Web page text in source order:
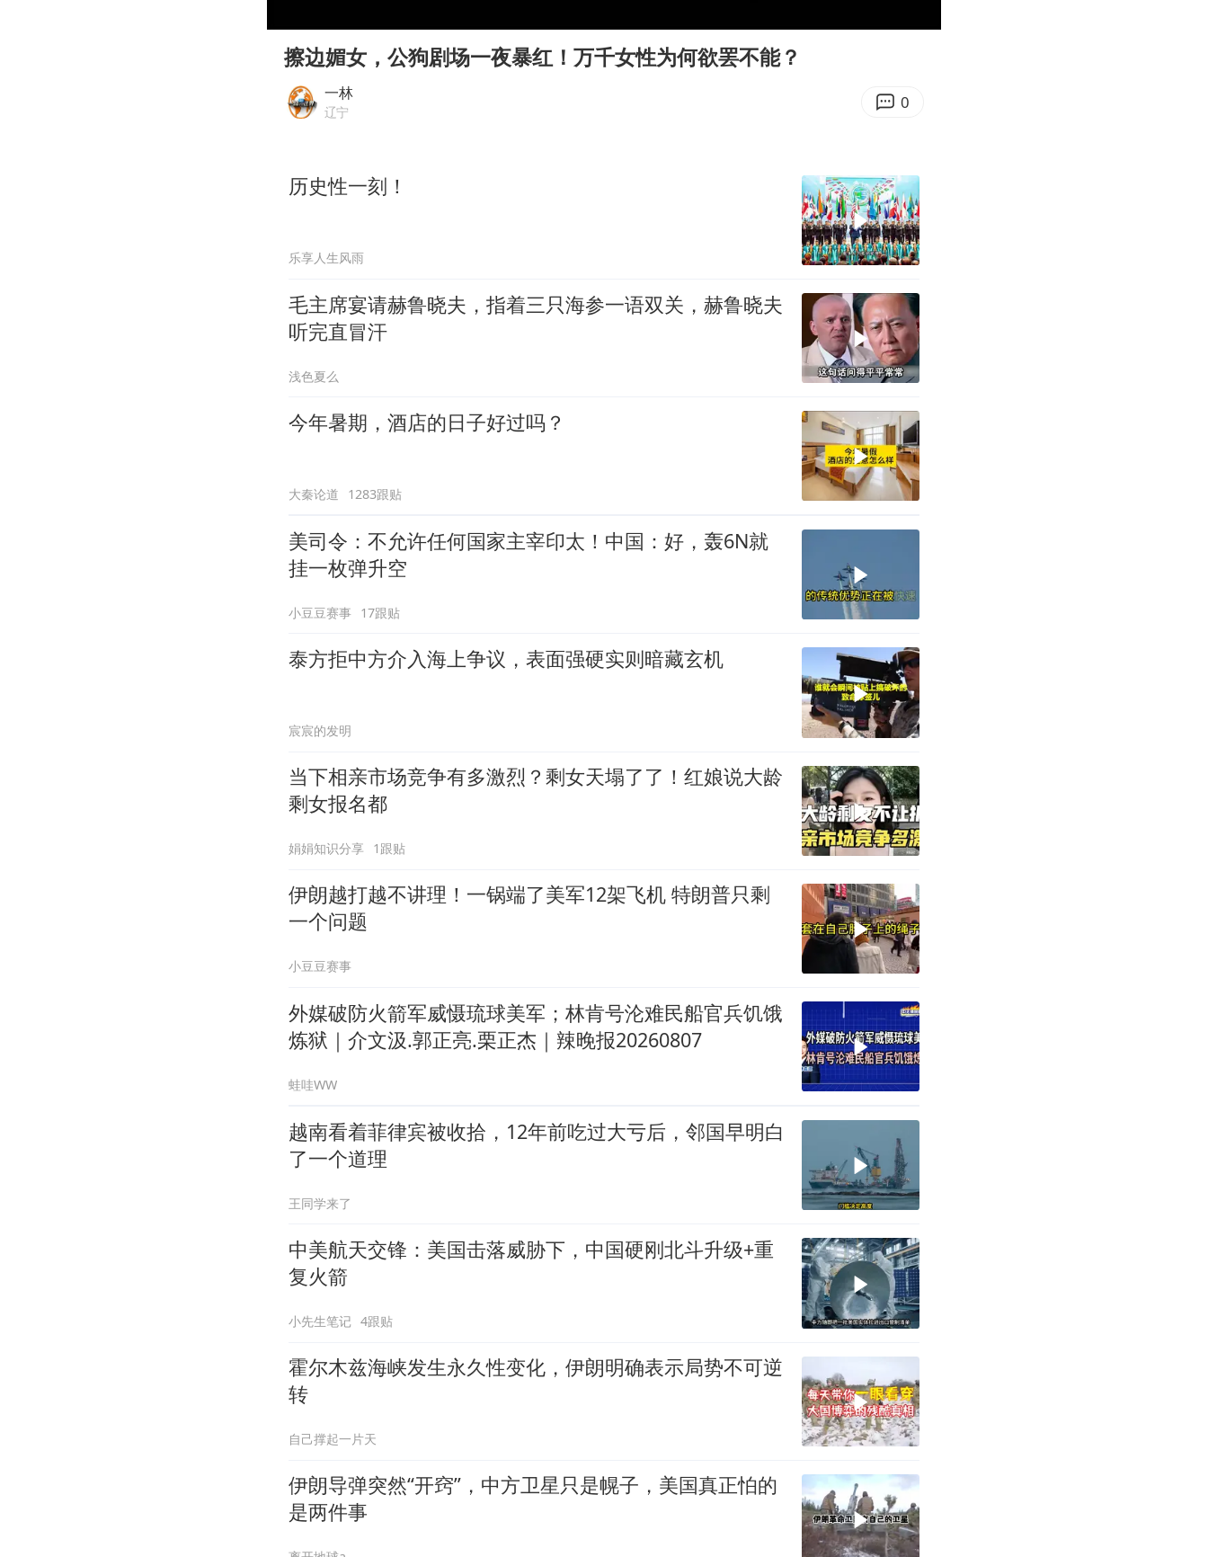
百花奖开幕式
国乒男单横滨冠军赛全军覆没
擦边媚女，公狗剧场一夜暴红！万千女性为何欲罢不能？
一林
辽宁 0
历史性一刻！
乐享人生风雨
毛主席宴请赫鲁晓夫，指着三只海参一语双关，赫鲁晓夫
听完直冒汗
浅色夏么
今年暑期，酒店的日子好过吗？
大秦论道 1283跟贴
美司令：不允许任何国家主宰印太！中国：好，轰6N就
挂一枚弹升空
小豆豆赛事 17跟贴
泰方拒中方介入海上争议，表面强硬实则暗藏玄机
宸宸的发明
当下相亲市场竞争有多激烈？剩女天塌了了！红娘说大龄
剩女报名都
娟娟知识分享 1跟贴
伊朗越打越不讲理！一锅端了美军12架飞机 特朗普只剩
一个问题
小豆豆赛事
外媒破防火箭军威慑琉球美军；林肯号沦难民船官兵饥饿
炼狱｜介文汲.郭正亮.栗正杰｜辣晚报20260807
蛙哇WW
越南看着菲律宾被收拾，12年前吃过大亏后，邻国早明白
了一个道理
王同学来了
中美航天交锋：美国击落威胁下，中国硬刚北斗升级+重
复火箭
小先生笔记 4跟贴
霍尔木兹海峡发生永久性变化，伊朗明确表示局势不可逆
转
自己撑起一片天
伊朗导弹突然“开窍”，中方卫星只是幌子，美国真正怕的
是两件事